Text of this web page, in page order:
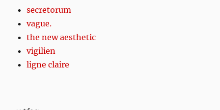
secretorum
vague.
the new aesthetic
vigilien
ligne claire